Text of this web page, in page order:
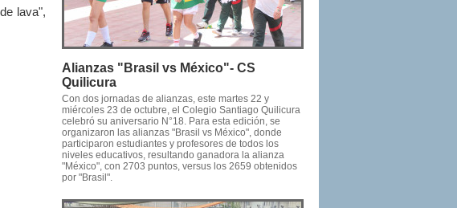
lava",
Alianzas "Brasil vs México"- CS
Quilicura
Con dos jornadas de alianzas, este martes 22 y
miércoles 23 de octubre, el Colegio Santiago Quilicura
celebró su aniversario N°18. Para esta edición, se
organizaron las alianzas "Brasil vs México", donde
participaron estudiantes y profesores de todos los
niveles educativos, resultando ganadora la alianza
"México", con 2703 puntos, versus los 2659 obtenidos
por "Brasil".